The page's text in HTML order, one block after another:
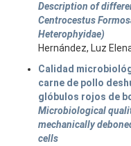
Description of
Centrocestus
Heterophyidae)
Hernández, Luz
Calidad
carne de pollo
glóbulos rojos de
Microbiological
mechanically
cells